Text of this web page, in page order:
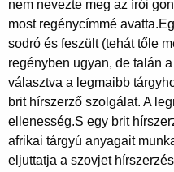
nem nevezte meg az írói
most regénycímmé
sodró és feszült (tehát tőle
regényben ugyan, de talán
választva a legmaibb
brit hírszerző szolgálat. A
ellenesség.S egy brit
afrikai tárgyú anyagait
eljuttatja a szovjet